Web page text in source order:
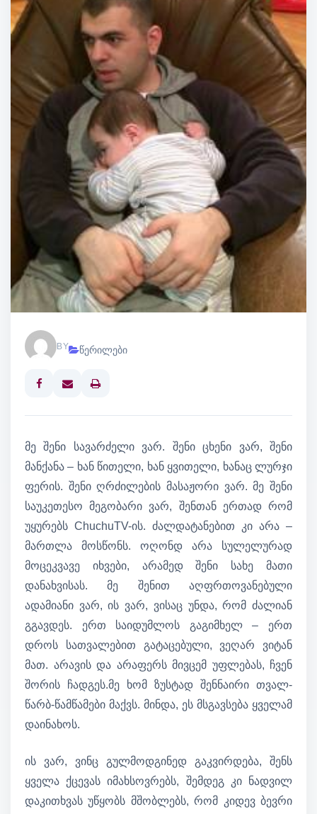
BY წერილები
Print
მე შენი სავარძელი ვარ. შენი ცხენი ვარ, შენი
მანქანა – ხან წითელი, ხან ყვითელი, ხანაც ლურჯი
ფერის. შენი ღრძილების მასაჟორი ვარ. მე შენი
საუკეთესო მეგობარი ვარ, შენთან ერთად რომ
უყურებს ChuchuTV-ის. ძალდატანებით კი არა –
მართლა მოსწონს. ოღონდ არა სულელურად
მოცეკვავე იხვები, არამედ შენი სახე მათი
დანახვისას. მე შენით აღფრთოვანებული
ადამიანი ვარ, ის ვარ, ვისაც უნდა, რომ ძალიან
გგავდეს. ერთ საიდუმლოს გაგიმხელ – ერთ
დროს სათვალებით გატაცებული, ვეღარ ვიტან
მათ. არავის და არაფერს მივცემ უფლებას, ჩვენ
შორის ჩადგეს.მე ხომ ზუსტად შენნაირი თვალ-
წარბ-წამწამები მაქვს. მინდა, ეს მსგავსება ყველამ
დაინახოს.
ის ვარ, ვინც გულმოდგინედ გაკვირდება, შენს
ყველა ქცევას იმახსოვრებს, შემდეგ კი ნადვილ
დაკითხვას უწყობს მშობლებს, რომ კიდევ ბევრი